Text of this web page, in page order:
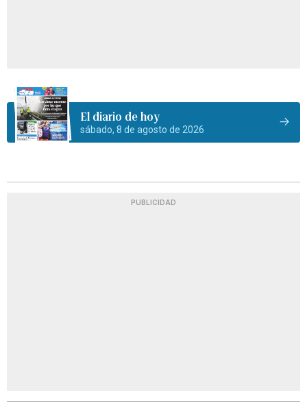
El diario de hoy
sábado, 8 de agosto de 2026
PUBLICIDAD